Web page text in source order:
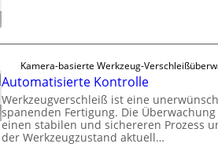
s
e
u
c
k
m
Kamera-basierte Werkzeug-
Automatisierte Kontrolle
Werkzeugverschleiß ist eine
spanenden Fertigung. Die
einen stabilen und sichereren Prozess
der Werkzeugzustand aktuell…